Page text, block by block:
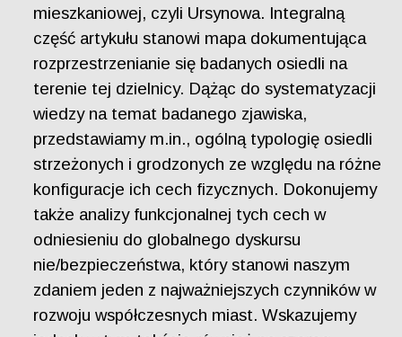
mieszkaniowej, czyli Ursynowa. Integralną
część artykułu stanowi mapa dokumentująca
rozprzestrzenianie się badanych osiedli na
terenie tej dzielnicy. Dążąc do systematyzacji
wiedzy na temat badanego zjawiska,
przedstawiamy m.in., ogólną typologię osiedli
strzeżonych i grodzonych ze względu na różne
konfiguracje ich cech fizycznych. Dokonujemy
także analizy funkcjonalnej tych cech w
odniesieniu do globalnego dyskursu
nie/bezpieczeństwa, który stanowi naszym
zdaniem jeden z najważniejszych czynników w
rozwoju współczesnych miast. Wskazujemy